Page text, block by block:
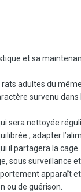
et sa
adultes du
survenu
sera nettoyée
; adapter
il partagera la cage.
sous surveillance
apparaît
ou de guérison.